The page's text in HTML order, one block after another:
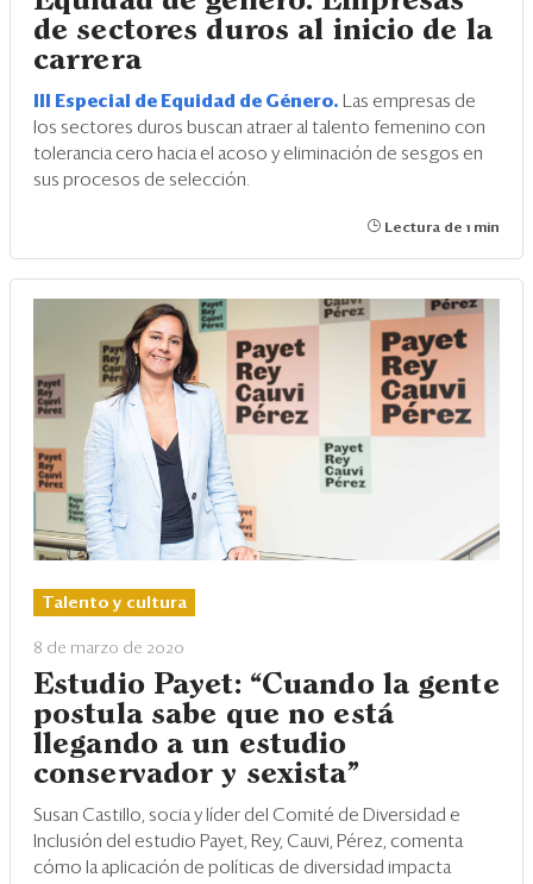
de sectores duros al inicio de la
carrera
III Especial de Equidad de Género.
Las empresas de
los sectores duros buscan atraer al talento femenino con
tolerancia cero hacia el acoso y eliminación de sesgos en
sus procesos de selección.
Lectura de 1 min
Talento y cultura
8 de marzo de 2020
Estudio Payet: “Cuando la gente
postula sabe que no está
llegando a un estudio
conservador y sexista”
Susan Castillo, socia y líder del Comité de Diversidad e
Inclusión del estudio Payet, Rey, Cauvi, Pérez, comenta
cómo la aplicación de políticas de diversidad impacta